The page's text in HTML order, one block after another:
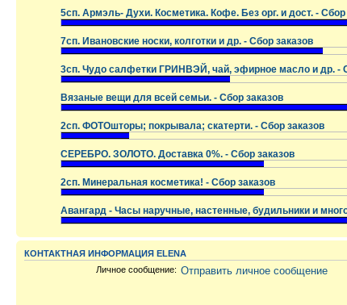
5сп. Армэль- Духи. Косметика. Кофе. Без орг. и дост. - Сбор
7сп. Ивановские носки, колготки и др. - Сбор заказов
3сп. Чудо салфетки ГРИНВЭЙ, чай, эфирное масло и др. -
Вязаные вещи для всей семьи. - Сбор заказов
2сп. ФОТОшторы; покрывала; скатерти. - Сбор заказов
СЕРЕБРО. ЗОЛОТО. Доставка 0%. - Сбор заказов
2сп. Минеральная косметика! - Сбор заказов
Авангард - Часы наручные, настенные, будильники и
КОНТАКТНАЯ ИНФОРМАЦИЯ ELENA
Личное сообщение: Отправить личное сообщение